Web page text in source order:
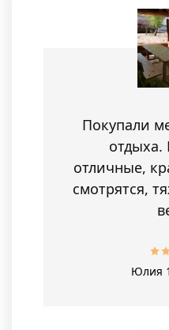
Покупали
отдыха.
отличные,
смотрятся,
Юлия